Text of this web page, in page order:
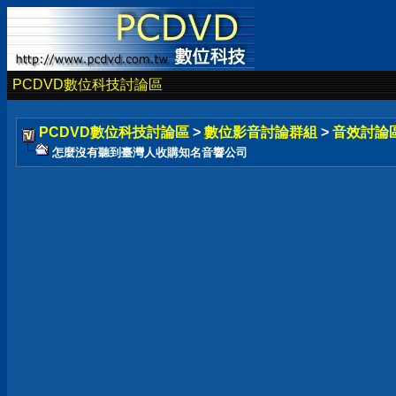
PCDVD數位科技討論區
PCDVD數位科技討論區 > 數位影音討論群組 > 音效討論
怎麼沒有聽到臺灣人收購知名音響公司